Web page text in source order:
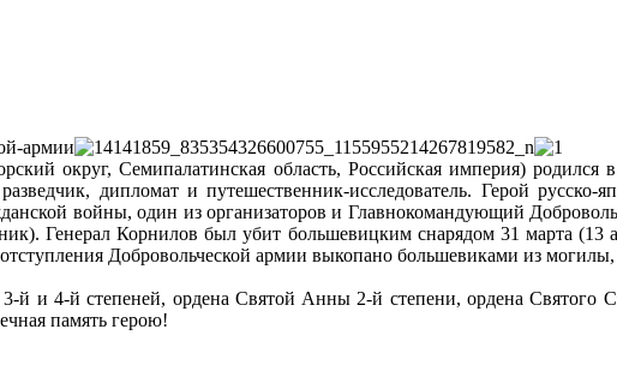
округ, Семипалатинская область, Российская империя) родился
дипломат и путешественник-исследователь. Герой
войны, один из организаторов и Главнокомандующий
Генерал Корнилов был убит большевицким снарядом 31 марта (13
Добровольческой армии выкопано большевиками из
й и 4-й степеней, ордена Святой Анны 2-й степени, ордена Святого
память герою!